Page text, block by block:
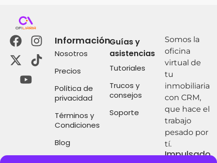
Información
Nosotros
Precios
Política de
privacidad
Términos y
Condiciones
Blog
Guías y
asistencias
Tutoriales
Trucos y
consejos
Soporte
Somos la
oficina
virtual de
tu
inmobiliaria
con CRM,
que hace el
trabajo
pesado por
tí.
Impulsado